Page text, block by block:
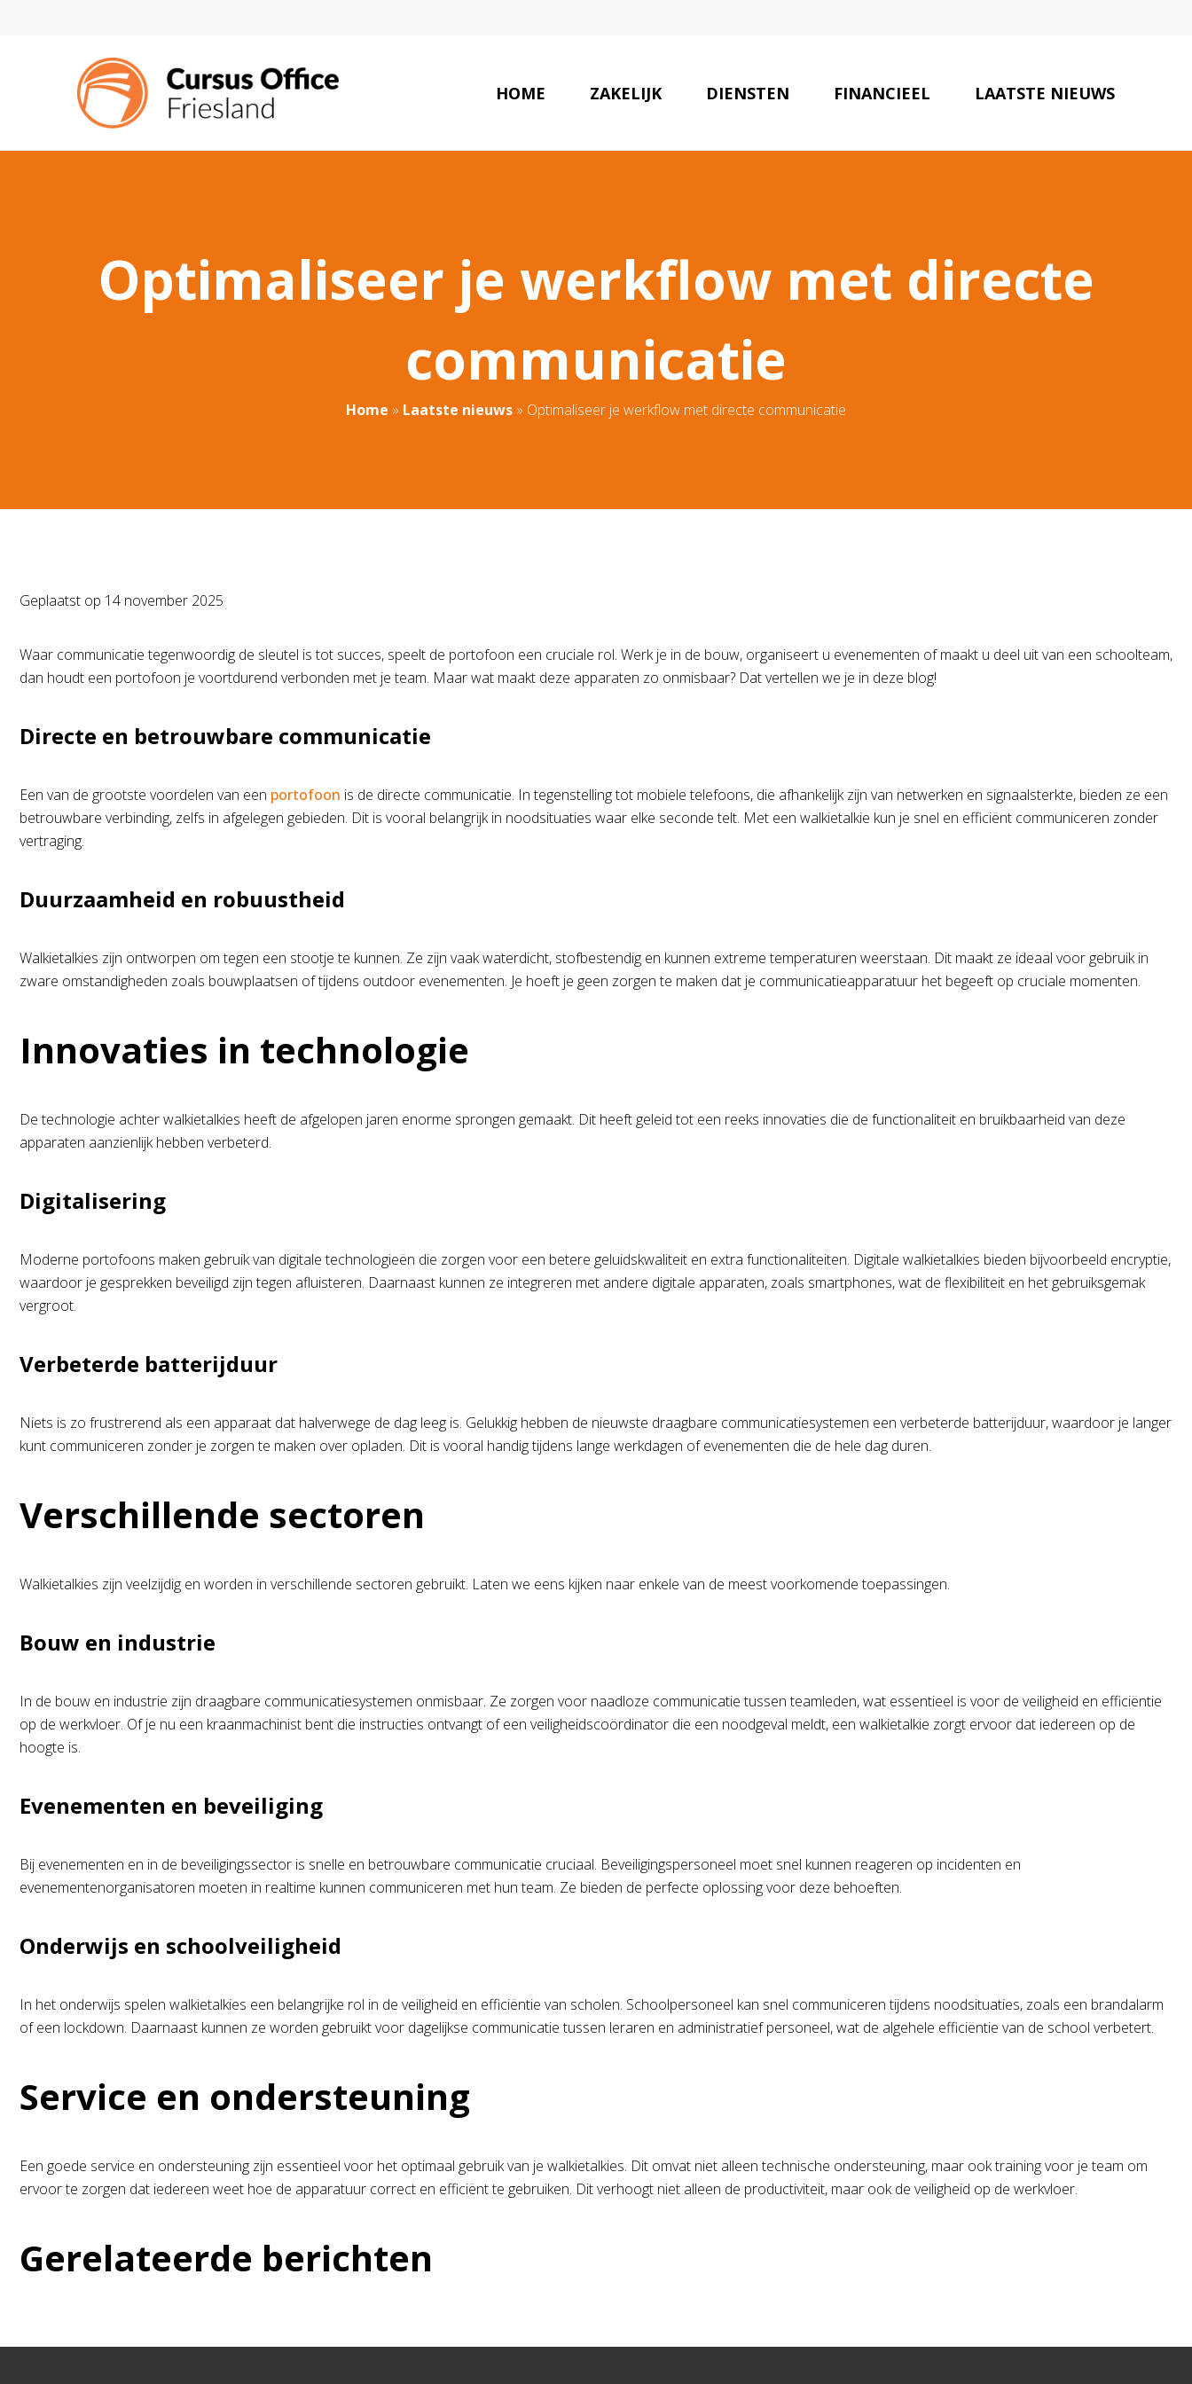
HOME ZAKELIJK DIENSTEN FINANCIEEL LAATSTE NIEUWS
Optimaliseer je werkflow met directe
communicatie
Home » Laatste nieuws » Optimaliseer je werkflow met directe communicatie
Geplaatst op 14 november 2025
Waar communicatie tegenwoordig de sleutel is tot succes, speelt de portofoon een cruciale rol. Werk je in de bouw, organiseert u evenementen of maakt u deel uit van een schoolteam,
dan houdt een portofoon je voortdurend verbonden met je team. Maar wat maakt deze apparaten zo onmisbaar? Dat vertellen we je in deze blog!
Directe en betrouwbare communicatie
Een van de grootste voordelen van een portofoon is de directe communicatie. In tegenstelling tot mobiele telefoons, die afhankelijk zijn van netwerken en signaalsterkte, bieden ze een
betrouwbare verbinding, zelfs in afgelegen gebieden. Dit is vooral belangrijk in noodsituaties waar elke seconde telt. Met een walkietalkie kun je snel en efficiënt communiceren zonder
vertraging.
Duurzaamheid en robuustheid
Walkietalkies zijn ontworpen om tegen een stootje te kunnen. Ze zijn vaak waterdicht, stofbestendig en kunnen extreme temperaturen weerstaan. Dit maakt ze ideaal voor gebruik in
zware omstandigheden zoals bouwplaatsen of tijdens outdoor evenementen. Je hoeft je geen zorgen te maken dat je communicatieapparatuur het begeeft op cruciale momenten.
Innovaties in technologie
De technologie achter walkietalkies heeft de afgelopen jaren enorme sprongen gemaakt. Dit heeft geleid tot een reeks innovaties die de functionaliteit en bruikbaarheid van deze
apparaten aanzienlijk hebben verbeterd.
Digitalisering
Moderne portofoons maken gebruik van digitale technologieën die zorgen voor een betere geluidskwaliteit en extra functionaliteiten. Digitale walkietalkies bieden bijvoorbeeld encryptie,
waardoor je gesprekken beveiligd zijn tegen afluisteren. Daarnaast kunnen ze integreren met andere digitale apparaten, zoals smartphones, wat de flexibiliteit en het gebruiksgemak
vergroot.
Verbeterde batterijduur
Niets is zo frustrerend als een apparaat dat halverwege de dag leeg is. Gelukkig hebben de nieuwste draagbare communicatiesystemen een verbeterde batterijduur, waardoor je langer
kunt communiceren zonder je zorgen te maken over opladen. Dit is vooral handig tijdens lange werkdagen of evenementen die de hele dag duren.
Verschillende sectoren
Walkietalkies zijn veelzijdig en worden in verschillende sectoren gebruikt. Laten we eens kijken naar enkele van de meest voorkomende toepassingen.
Bouw en industrie
In de bouw en industrie zijn draagbare communicatiesystemen onmisbaar. Ze zorgen voor naadloze communicatie tussen teamleden, wat essentieel is voor de veiligheid en efficiëntie
op de werkvloer. Of je nu een kraanmachinist bent die instructies ontvangt of een veiligheidscoördinator die een noodgeval meldt, een walkietalkie zorgt ervoor dat iedereen op de
hoogte is.
Evenementen en beveiliging
Bij evenementen en in de beveiligingssector is snelle en betrouwbare communicatie cruciaal. Beveiligingspersoneel moet snel kunnen reageren op incidenten en
evenementenorganisatoren moeten in realtime kunnen communiceren met hun team. Ze bieden de perfecte oplossing voor deze behoeften.
Onderwijs en schoolveiligheid
In het onderwijs spelen walkietalkies een belangrijke rol in de veiligheid en efficiëntie van scholen. Schoolpersoneel kan snel communiceren tijdens noodsituaties, zoals een brandalarm
of een lockdown. Daarnaast kunnen ze worden gebruikt voor dagelijkse communicatie tussen leraren en administratief personeel, wat de algehele efficiëntie van de school verbetert.
Service en ondersteuning
Een goede service en ondersteuning zijn essentieel voor het optimaal gebruik van je walkietalkies. Dit omvat niet alleen technische ondersteuning, maar ook training voor je team om
ervoor te zorgen dat iedereen weet hoe de apparatuur correct en efficiënt te gebruiken. Dit verhoogt niet alleen de productiviteit, maar ook de veiligheid op de werkvloer.
Gerelateerde berichten